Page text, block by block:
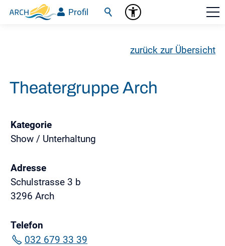
Profil
zurück zur Übersicht
Theatergruppe Arch
Kategorie
Show / Unterhaltung
Adresse
Schulstrasse 3 b
3296 Arch
Telefon
032 679 33 39